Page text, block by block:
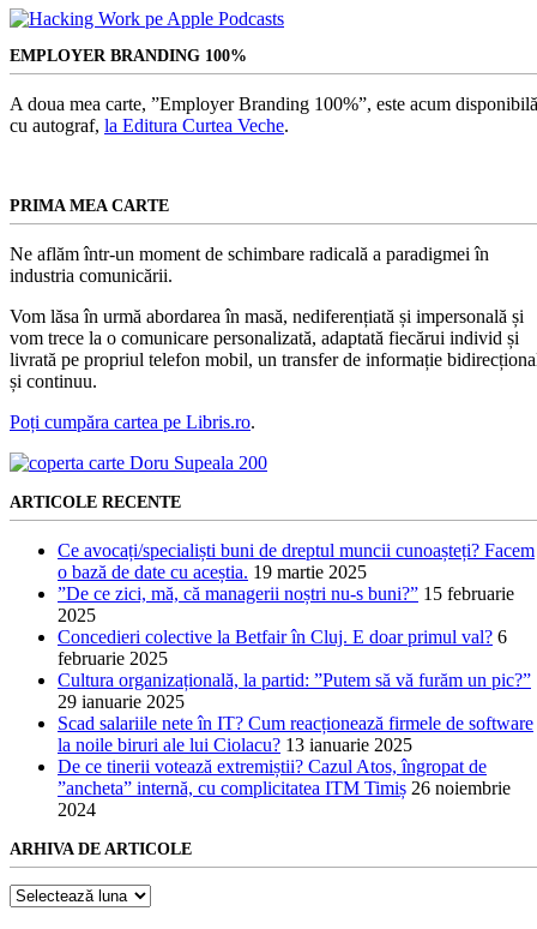
EMPLOYER BRANDING 100%
A doua mea carte, ”Employer Branding 100%”, este acum
cu autograf, la Editura Curtea Veche.
PRIMA MEA CARTE
Ne aflăm într-un moment de schimbare radicală a paradigmei în
industria comunicării.
Vom lăsa în urmă abordarea în masă, nediferențiată și impersonală și
vom trece la o comunicare personalizată, adaptată fiecărui individ și
livrată pe propriul telefon mobil, un transfer de informație
și continuu.
Poți cumpăra cartea pe Libris.ro.
ARTICOLE RECENTE
Ce avocați/specialiști buni de dreptul muncii cunoașteți? Facem
o bază de date cu aceștia. 19 martie 2025
”De ce zici, mă, că managerii noștri nu-s buni?” 15 februarie
2025
Concedieri colective la Betfair în Cluj. E doar primul val? 6
februarie 2025
Cultura organizațională, la partid: ”Putem să vă furăm un pic?”
29 ianuarie 2025
Scad salariile nete în IT? Cum reacționează firmele de software
la noile biruri ale lui Ciolacu? 13 ianuarie 2025
De ce tinerii votează extremiștii? Cazul Atos, îngropat de
”ancheta” internă, cu complicitatea ITM Timiș 26 noiembrie
2024
ARHIVA DE ARTICOLE
Arhiva